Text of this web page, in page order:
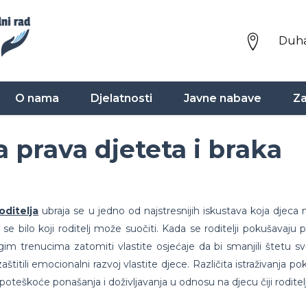
O nama Djelatnosti Javne nabave
prava djeteta i braka
ubraja se u jedno od najstresnijih iskustava koja
se bilo koji roditelj može suočiti. Kada se roditelji
trenucima zatomiti vlastite osjećaje da bi smanjili štetu
emocionalni razvoj vlastite djece. Različita istraživanja
ponašanja i doživljavanja u odnosu na djecu čiji